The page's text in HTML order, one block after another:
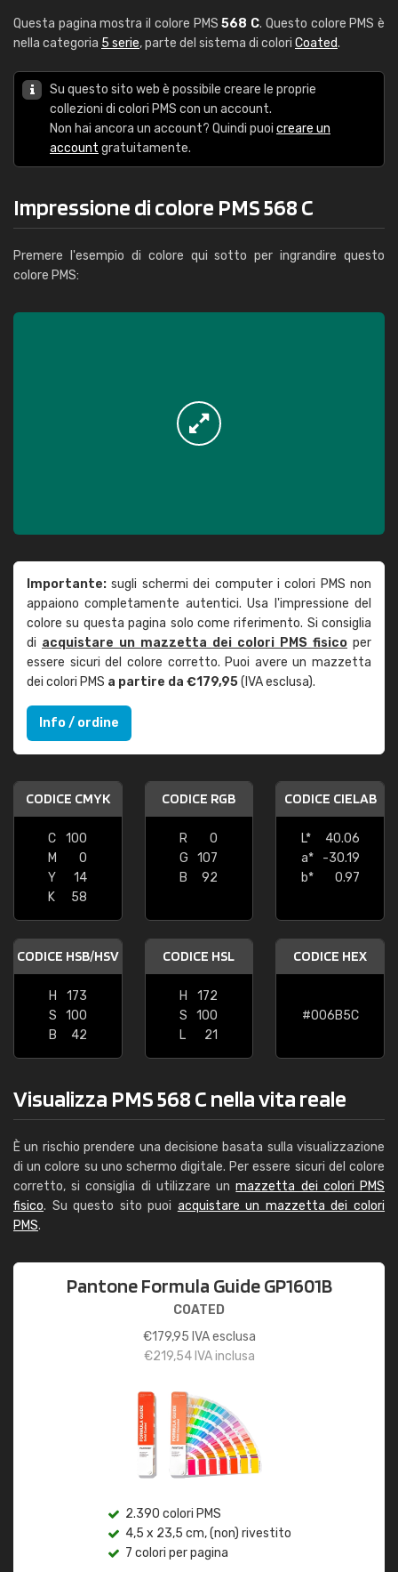
Questa pagina mostra il colore PMS568 C. Questo colore PMS è
nella categoria 5 serie, parte del sistema di colori Coated.
Su questo sito web è possibile creare le proprie
collezioni di colori PMS con un account.
Non hai ancora un account? Quindi puoi creare un
account gratuitamente.
Impressione di colore PMS 568 C
Premere l'esempio di colore qui sotto per ingrandire questo
colore PMS:
Importante: sugli schermi dei computer i colori PMS non
appaiono completamente autentici. Usa l'impressione del
colore su questa pagina solo come riferimento. Si consiglia
di acquistare un mazzetta dei colori PMS fisico per
essere sicuri del colore corretto. Puoi avere un mazzetta
dei colori PMS a partire da €179,95(IVA esclusa).
Info / ordine
CODICE CMYK
C
100
M
0
Y
14
K
58
CODICE RGB
R
0
G
107
B
92
CODICE CIELAB
L*
40.06
a*
-30.19
b*
0.97
CODICE HSB/HSV
H
173
S
100
B
42
CODICE HSL
H
172
S
100
L
21
CODICE HEX
#006B5C
Visualizza PMS 568 C nella vita reale
È un rischio prendere una decisione basata sulla visualizzazione
di un colore su uno schermo digitale. Per essere sicuri del colore
corretto, si consiglia di utilizzare unmazzetta dei colori PMS
fisico. Su questo sito puoi acquistare un mazzetta dei colori
PMS.
Pantone Formula Guide GP1601B
COATED
€179,95 IVA esclusa
€219,54IVA inclusa
2.390 colori PMS
4,5 x 23,5 cm, (non) rivestito
7 colori per pagina